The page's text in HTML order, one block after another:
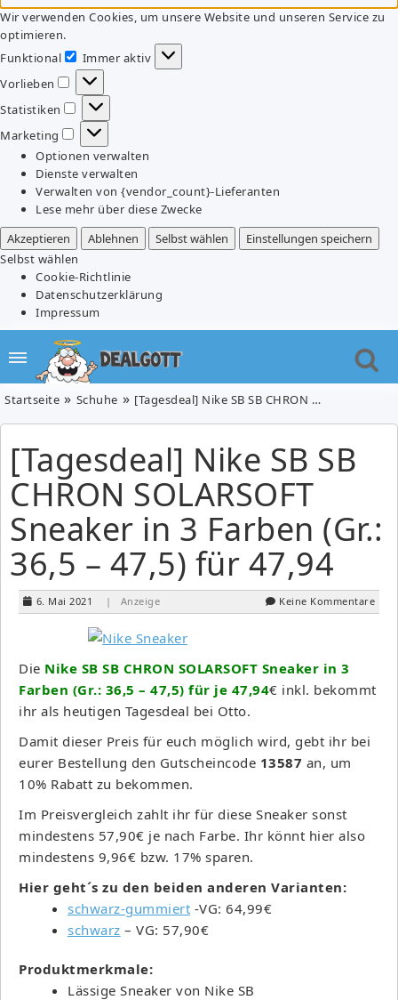
Wir verwenden Cookies, um unsere Website und unseren Service zu
optimieren.
Funktional
Funktional
Immer aktiv
Vorlieben
Vorlieben
Statistiken
Statistiken
Marketing
Marketing
Optionen verwalten
Dienste verwalten
Verwalten von {vendor_count}-Lieferanten
Lese mehr über diese Zwecke
Akzeptieren
Ablehnen Selbst wählen
Einstellungen speichern
Selbst wählen
Cookie-Richtlinie
Datenschutzerklärung
Impressum
Startseite Schuhe [Tagesdeal] Nike SB SB CHRON SOLARSOFT Sneaker in 3 Farben (Gr.: 36,5 – 47,5) für 47,94
[Tagesdeal] Nike SB SB
CHRON SOLARSOFT
Sneaker in 3 Farben (Gr.:
36,5 – 47,5) für 47,94
6. Mai 2021 | Anzeige Keine Kommentare
Die Nike SB SB CHRON SOLARSOFT Sneaker in 3
Farben (Gr.: 36,5 – 47,5) für je 47,94€ inkl. bekommt
ihr als heutigen Tagesdeal bei Otto.
Damit dieser Preis für euch möglich wird, gebt ihr bei
eurer Bestellung den Gutscheincode 13587 an, um
10% Rabatt zu bekommen.
Im Preisvergleich zahlt ihr für diese Sneaker sonst
mindestens 57,90€ je nach Farbe. Ihr könnt hier also
mindestens 9,96€ bzw. 17% sparen.
Hier geht´s zu den beiden anderen Varianten:
schwarz-gummiert -VG: 64,99€
schwarz – VG: 57,90€
Produktmerkmale:
Lässige Sneaker von Nike SB